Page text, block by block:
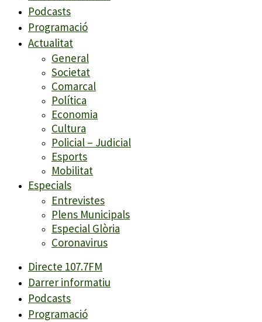
Podcasts
Programació
Actualitat
General
Societat
Comarcal
Política
Economia
Cultura
Policial – Judicial
Esports
Mobilitat
Especials
Entrevistes
Plens Municipals
Especial Glòria
Coronavirus
Directe 107.7FM
Darrer informatiu
Podcasts
Programació